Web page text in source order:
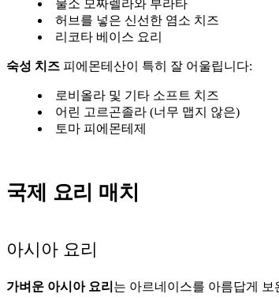
물소 모짜렐라와 부라타
허브를 넣은 신선한 염소 치즈
리코타 베이스 요리
숙성 치즈 피에몬테산이 특히 잘 어울립니다:
로비올라 및 기타 소프트 치즈
어린 고르곤졸라 (너무 맵지 않은)
토마 피에몬테제
국제 요리 매치
아시아 요리
가벼운 아시아 요리 는 아르네이스를 아름답게 보